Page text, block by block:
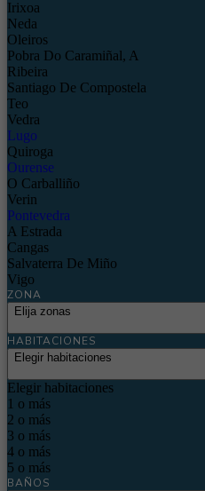
Irixoa
Neda
Oleiros
Pobra Do Caramiñal, A
Ribeira
Santiago De Compostela
Teo
Vedra
Lugo
Quiroga
Ourense
O Carballiño
Verin
Pontevedra
A Estrada
Cangas
Salvaterra De Miño
Vigo
ZONA
Elija zonas
HABITACIONES
Elegir habitaciones
Elegir habitaciones
1 o más
2 o más
3 o más
4 o más
5 o más
BAÑOS